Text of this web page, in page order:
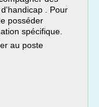
. Pour
posséder
spécifique.
au poste